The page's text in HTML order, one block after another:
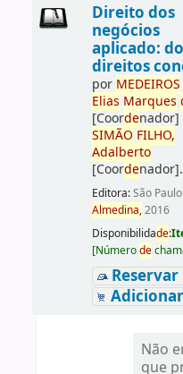
Direito dos
negócios
aplicado:
direitos
por MEDEIROS
Elias Marques
[Coordenador]
SIMÃO FILHO,
Adalberto
[Coordenador].
Editora:São
Almedina,2016
Disponibilidade:
[Númerode
Reservar
Não
que